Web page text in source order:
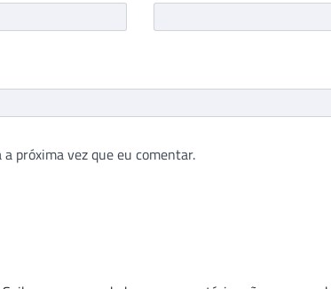
próxima vez que eu comentar.